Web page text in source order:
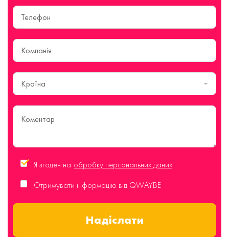
Країна
Я згоден на обробку персональних даних
Отримувати інформацію від QWAYBE
Надіслати